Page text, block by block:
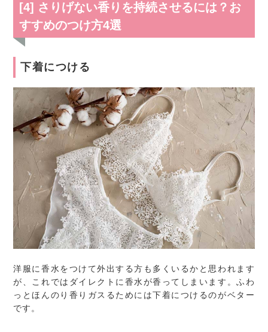
[4] さりげない香りを持続させるには？お
すすめのつけ方4選
下着につける
洋服に香水をつけて外出する方も多くいるかと思われます
が、これではダイレクトに香水が香ってしまいます。ふわ
っとほんのり香りガスるためには下着につけるのがベター
です。